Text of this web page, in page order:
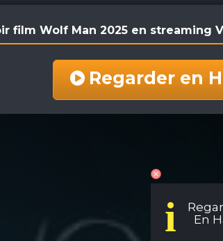
film Wolf Man 2025 en streaming
Regarder en
i
En